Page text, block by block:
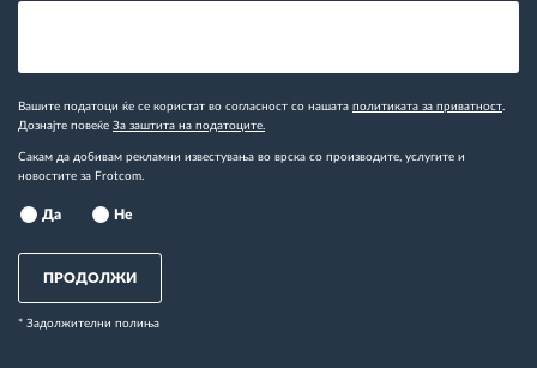
Вашите податоци ќе се користат во согласност со нашата политиката за приватност
Дознајте повеќе За заштита на податоците.
Сакам да добивам рекламни известувања во врска со производите, услугите и
новостите за Frotcom.
Да Не
ПРОДОЛЖИ
* Задолжителни полиња